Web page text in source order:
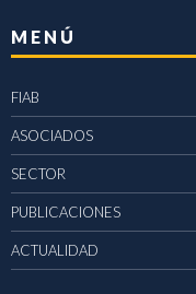
MENÚ
FIAB
ASOCIADOS
SECTOR
PUBLICACIONES
ACTUALIDAD